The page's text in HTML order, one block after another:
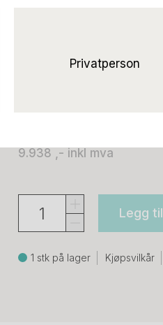
Honeywell
9.938 ,- inkl mva
Legg
1 stk på lager Kjøpsvilkår
Privatperson